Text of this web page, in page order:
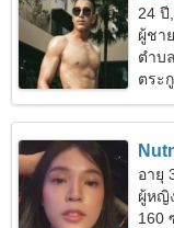
24 ปี
ผู้ชา
ตำบ
ตระ
อายุ
ผู้หญิ
160